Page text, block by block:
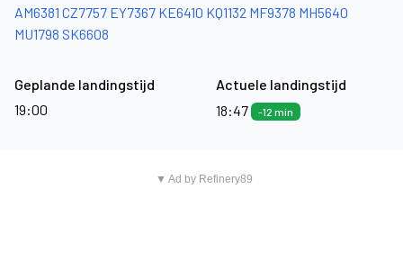
AM6381 CZ7757 EY7367 KE6410 KQ1132 MF9378 MH5640
MU1798 SK6608
Geplande landingstijd
19:00
Actuele landingstijd
18:47
-12 min
▼ Ad by Refinery89